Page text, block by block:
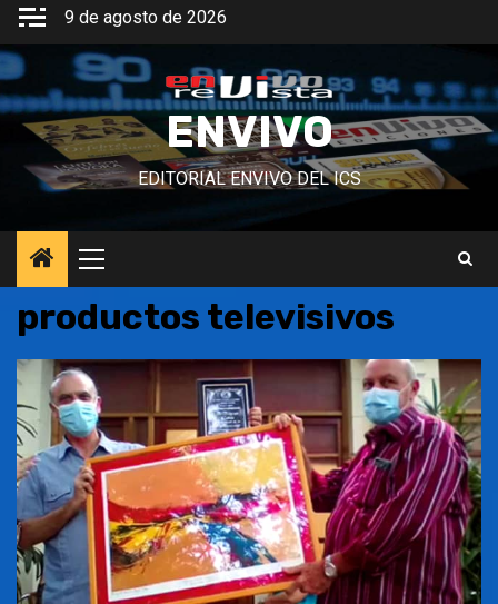
Saltar
contenido
9 de agosto de 2026
ENVIVO
EDITORIAL ENVIVO DEL ICS
Menú
principal
productos televisivos